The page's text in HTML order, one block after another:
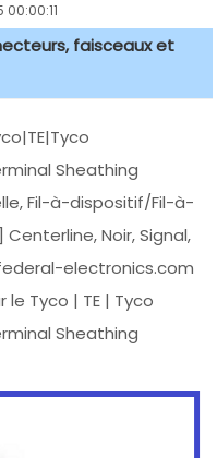
faisceaux et
Sheathing
Fil-à-dispositif/Fil-à-
Noir, Signal,
electronics.com
Tyco | TE | Tyco
Sheathing